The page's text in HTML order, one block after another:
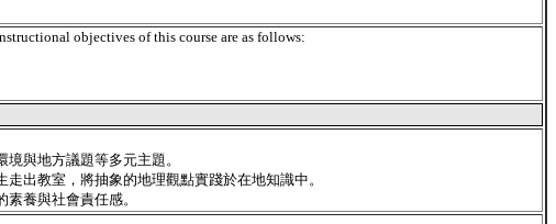
objectives of this course are as follows:
與地方議題等多元主題。
出教室，將抽象的地理觀點實踐於在地知識中。
養與社會責任感。